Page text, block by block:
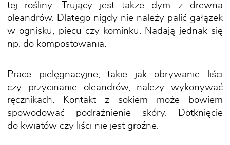
tej rośliny. Trujący jest także dym z drewna
oleandrów. Dlatego nigdy nie należy palić gałązek
w ognisku, piecu czy kominku. Nadają jednak się
np. do kompostowania.
Prace pielęgnacyjne, takie jak obrywanie liści
czy przycinanie oleandrów, należy wykonywać
ręcznikach. Kontakt z sokiem może bowiem
spowodować podrażnienie skóry. Dotknięcie
do kwiatów czy liści nie jest groźne.